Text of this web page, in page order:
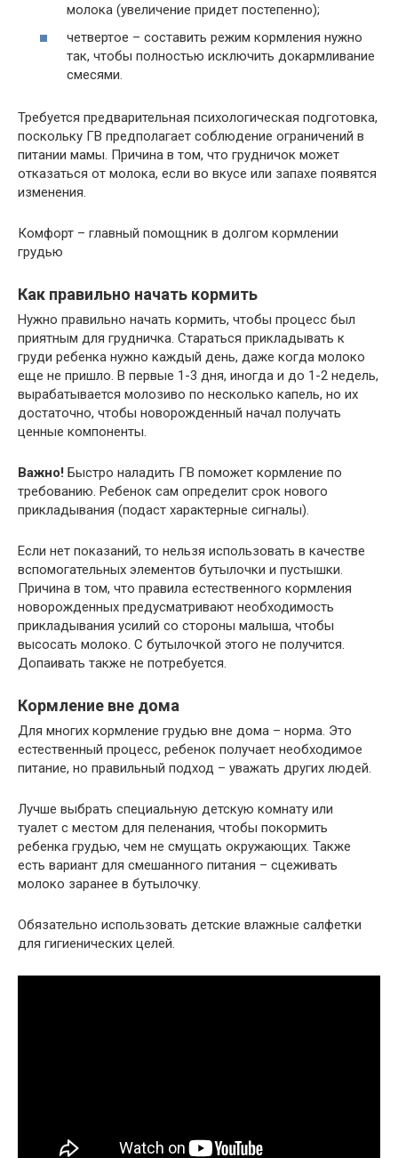
молока (увеличение придет постепенно);
четвертое – составить режим кормления нужно
так, чтобы полностью исключить докармливание
смесями.
Требуется предварительная психологическая подготовка,
поскольку ГВ предполагает соблюдение ограничений в
питании мамы. Причина в том, что грудничок может
отказаться от молока, если во вкусе или запахе появятся
изменения.
Комфорт – главный помощник в долгом кормлении
грудью
Как правильно начать кормить
Нужно правильно начать кормить, чтобы процесс был
приятным для грудничка. Стараться прикладывать к
груди ребенка нужно каждый день, даже когда молоко
еще не пришло. В первые 1-3 дня, иногда и до 1-2 недель,
вырабатывается молозиво по несколько капель, но их
достаточно, чтобы новорожденный начал получать
ценные компоненты.
Важно! Быстро наладить ГВ поможет кормление по
требованию. Ребенок сам определит срок нового
прикладывания (подаст характерные сигналы).
Если нет показаний, то нельзя использовать в качестве
вспомогательных элементов бутылочки и пустышки.
Причина в том, что правила естественного кормления
новорожденных предусматривают необходимость
прикладывания усилий со стороны малыша, чтобы
высосать молоко. С бутылочкой этого не получится.
Допаивать также не потребуется.
Кормление вне дома
Для многих кормление грудью вне дома – норма. Это
естественный процесс, ребенок получает необходимое
питание, но правильный подход – уважать других людей.
Лучше выбрать специальную детскую комнату или
туалет с местом для пеленания, чтобы покормить
ребенка грудью, чем не смущать окружающих. Также
есть вариант для смешанного питания – сцеживать
молоко заранее в бутылочку.
Обязательно использовать детские влажные салфетки
для гигиенических целей.